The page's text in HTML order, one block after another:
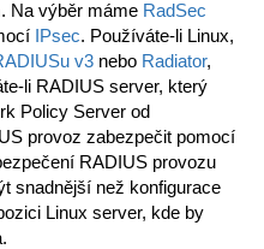
Na výběr máme RadSec
IPsec. Používáte-li Linux,
v3 nebo Radiator,
li RADIUS server, který
Policy Server od
provoz zabezpečit pomocí
RADIUS provozu
snadnější než konfigurace
Linux server, kde by